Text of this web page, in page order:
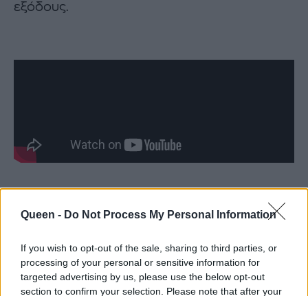
Queen - Do Not Process My Personal Information
If you wish to opt-out of the sale, sharing to third parties, or
processing of your personal or sensitive information for
targeted advertising by us, please use the below opt-out
section to confirm your selection. Please note that after your
εξόδους.
μπορεί να σε βγάλει σε κάθε περίπτωση
ασπροπρόσωπη και γι’ αυτό βρήκα 5 για τις πιο
WOW και stylish εμφανίσεις.